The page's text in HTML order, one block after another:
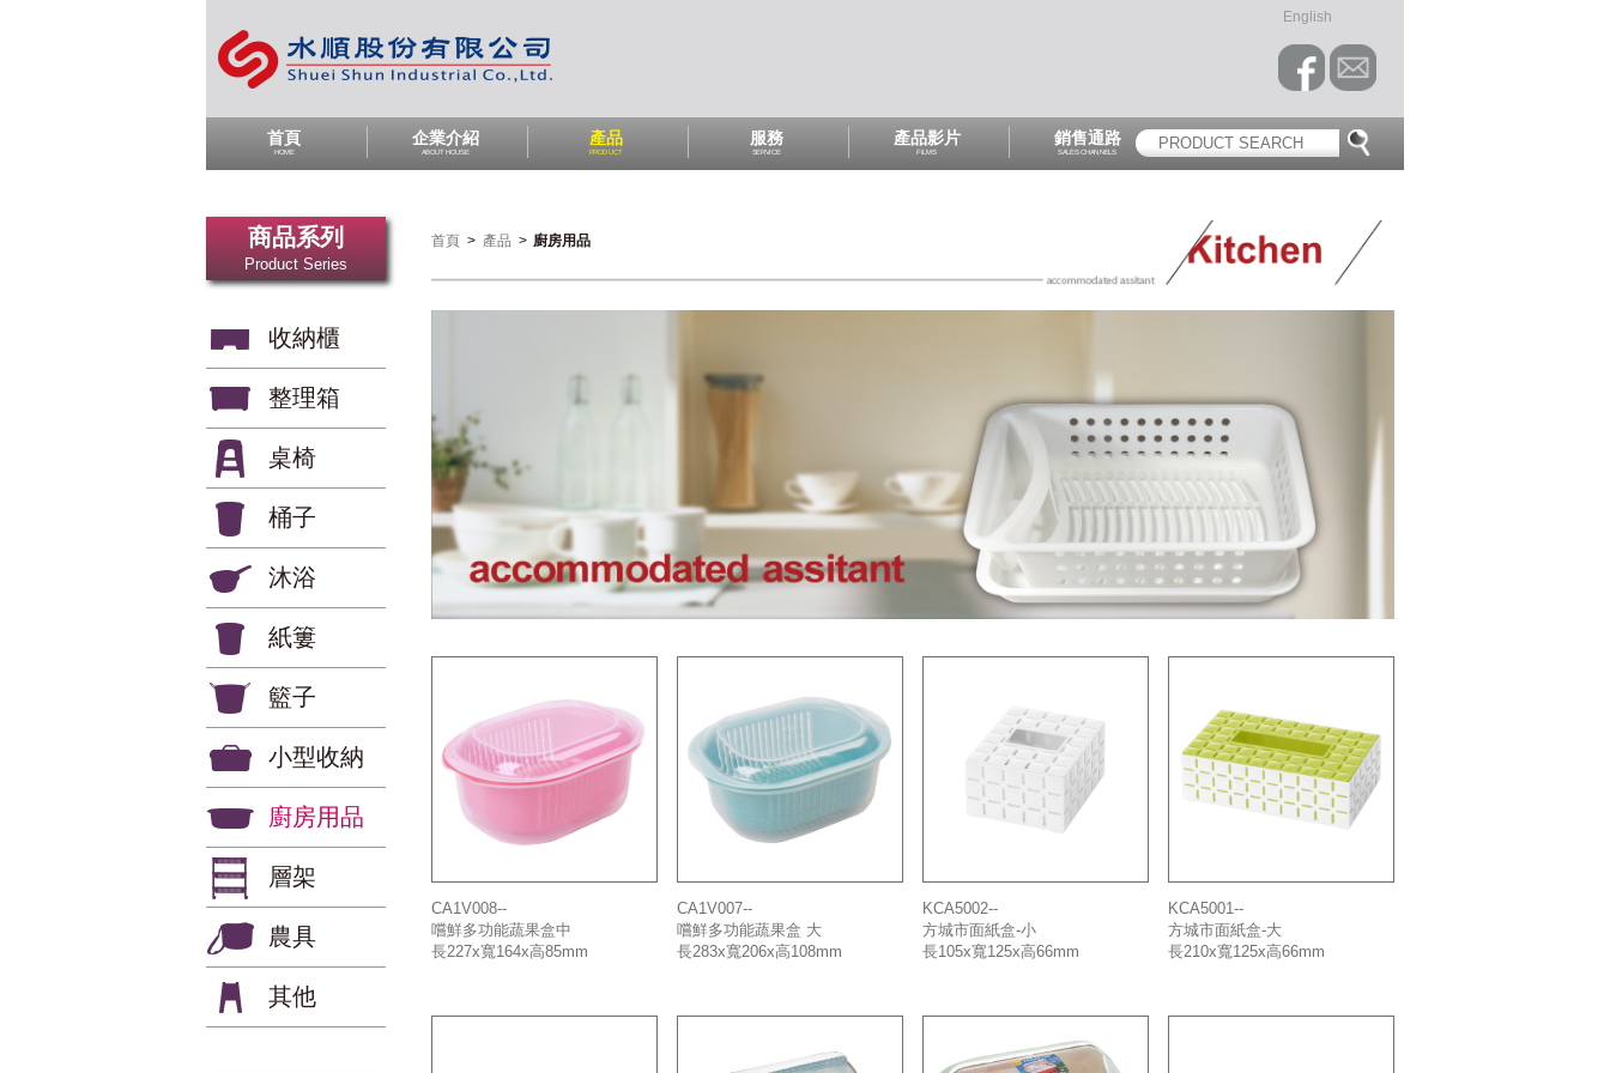
English
首頁
HOME
企業介紹
ABOUT HOUSE
產品
PRODUCT
服務
SERVICE
產品影片
FILMS
銷售通路
SALES CHANNELS
商品系列
Product Series
收納櫃
整理箱
桌椅
桶子
沐浴
紙簍
籃子
小型收納
廚房用品
層架
農具
其他
首頁 > 產品 > 廚房用品
CA1V008--
嚐鮮多功能蔬果盒中
長227x寬164x高85mm
CA1V007--
嚐鮮多功能蔬果盒 大
長283x寬206x高108mm
KCA5002--
方城市面紙盒-小
長105x寬125x高66mm
KCA5001--
方城市面紙盒-大
長210x寬125x高66mm